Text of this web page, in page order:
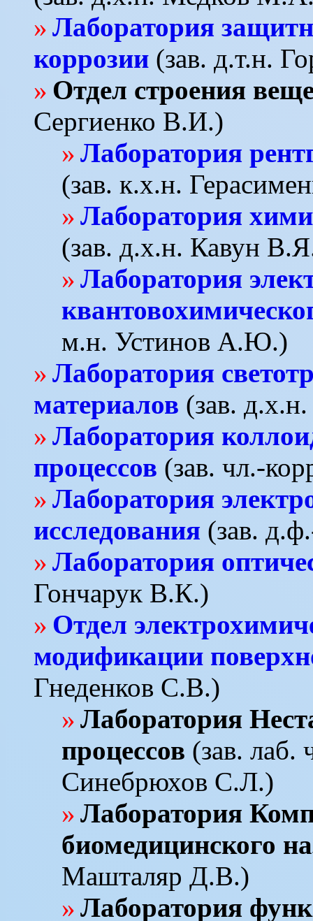
Лаборатория
коррозии (зав. д.т.н.
Отдел строения
Сергиенко В.И.)
Лаборатория
(зав. к.х.н.
Лаборатория
(зав. д.х.н. Кавун
Лаборатория
м.н. Устинов А.Ю.)
Лаборатория
материалов (зав.
Лаборатория
процессов (зав. чл.-
Лаборатория
исследования (зав.
Лаборатория
Гончарук В.К.)
Отдел
модификации
Гнеденков С.В.)
Лаборатория
процессов (зав. лаб.
Синебрюхов С.Л.)
Лаборатория
биомедицинского
Машталяр Д.В.)
Лаборатория